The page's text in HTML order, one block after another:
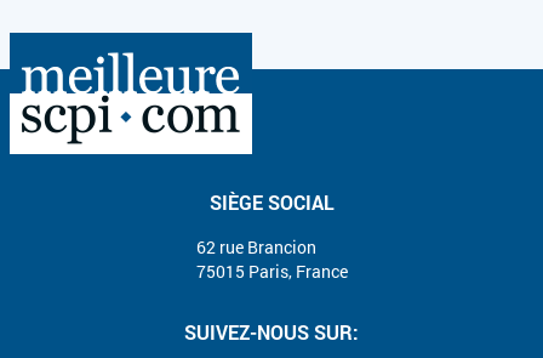
SIÈGE SOCIAL
62 rue Brancion
75015 Paris, France
SUIVEZ-NOUS SUR: